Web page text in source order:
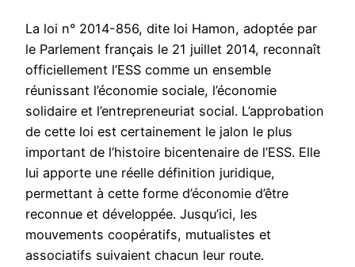
La loi n° 2014-856, dite loi Hamon, adoptée par
le Parlement français le 21 juillet 2014, reconnaît
officiellement l’ESS comme un ensemble
réunissant l’économie sociale, l’économie
solidaire et l’entrepreneuriat social. L’approbation
de cette loi est certainement le jalon le plus
important de l’histoire bicentenaire de l’ESS. Elle
lui apporte une réelle définition juridique,
permettant à cette forme d’économie d’être
reconnue et développée. Jusqu’ici, les
mouvements coopératifs, mutualistes et
associatifs suivaient chacun leur route.